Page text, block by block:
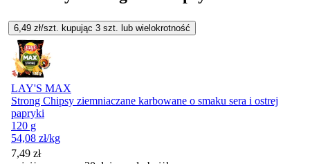
6,49 zł/szt. kupując 3 szt. lub wielokrotność
LAY'S MAX
Strong Chipsy ziemniaczane karbowane o smaku sera i ostrej
papryki
120 g
54,08 zł/kg
7,49 zł